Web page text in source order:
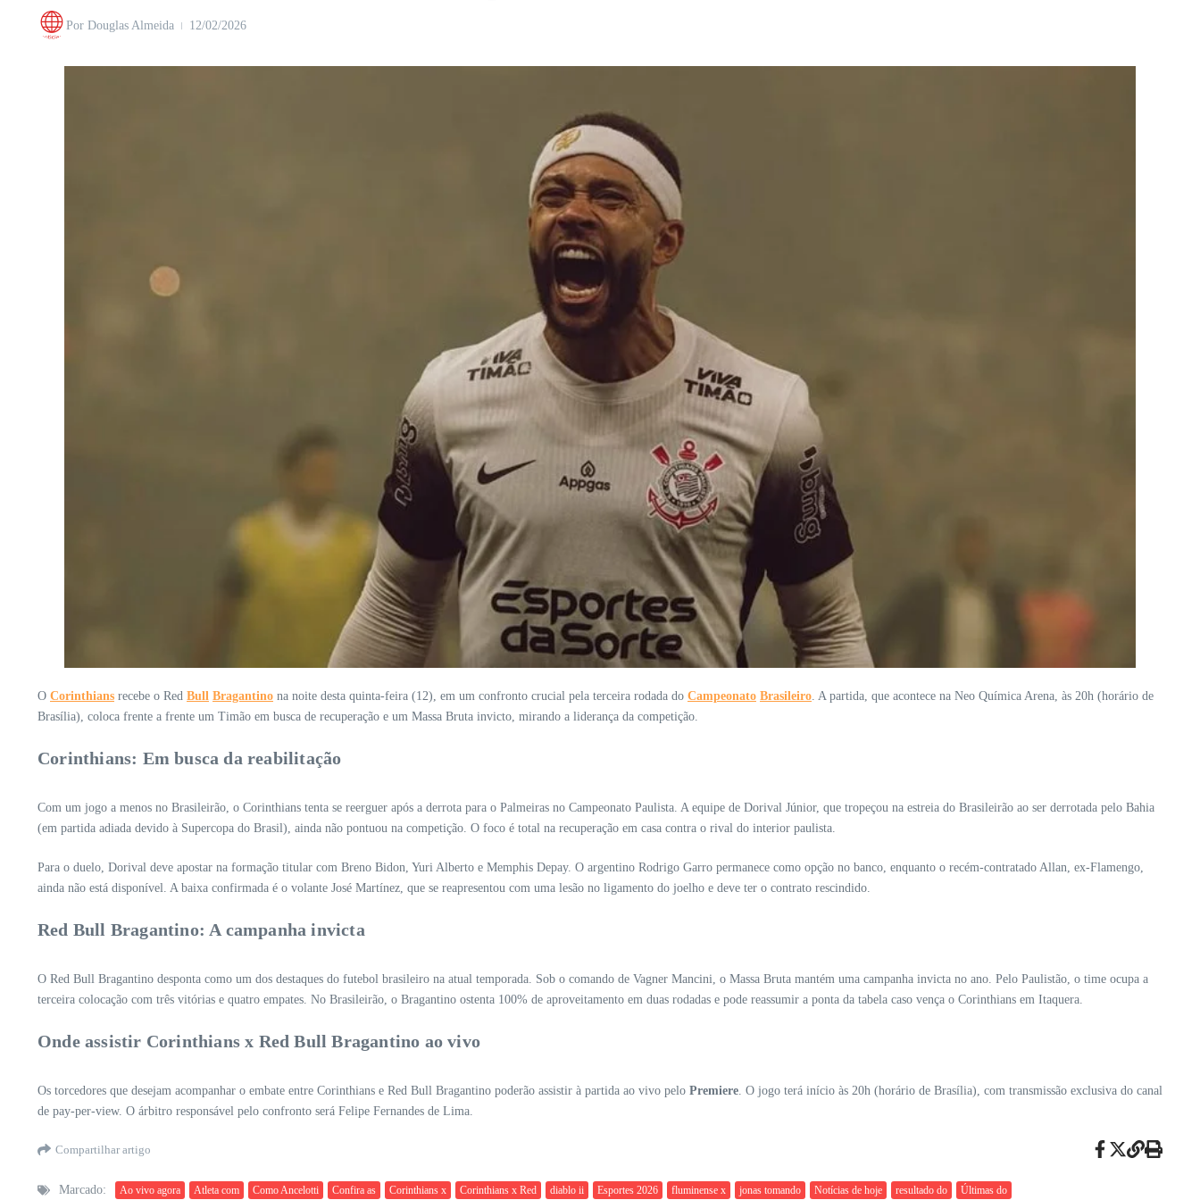
Por Douglas Almeida 12/02/2026
O Corinthians recebe o Red Bull Bragantino na noite desta quinta-feira (12), em um confronto crucial pela terceira rodada do Campeonato Brasileiro. A partida, que acontece na Neo Química Arena, às 20h (horário de
Brasília), coloca frente a frente um Timão em busca de recuperação e um Massa Bruta invicto, mirando a liderança da competição.
Corinthians: Em busca da reabilitação
Com um jogo a menos no Brasileirão, o Corinthians tenta se reerguer após a derrota para o Palmeiras no Campeonato Paulista. A equipe de Dorival Júnior, que tropeçou na estreia do Brasileirão ao ser derrotada pelo Bahia
(em partida adiada devido à Supercopa do Brasil), ainda não pontuou na competição. O foco é total na recuperação em casa contra o rival do interior paulista.
Para o duelo, Dorival deve apostar na formação titular com Breno Bidon, Yuri Alberto e Memphis Depay. O argentino Rodrigo Garro permanece como opção no banco, enquanto o recém-contratado Allan, ex-Flamengo,
ainda não está disponível. A baixa confirmada é o volante José Martínez, que se reapresentou com uma lesão no ligamento do joelho e deve ter o contrato rescindido.
Red Bull Bragantino: A campanha invicta
O Red Bull Bragantino desponta como um dos destaques do futebol brasileiro na atual temporada. Sob o comando de Vagner Mancini, o Massa Bruta mantém uma campanha invicta no ano. Pelo Paulistão, o time ocupa a
terceira colocação com três vitórias e quatro empates. No Brasileirão, o Bragantino ostenta 100% de aproveitamento em duas rodadas e pode reassumir a ponta da tabela caso vença o Corinthians em Itaquera.
Onde assistir Corinthians x Red Bull Bragantino ao vivo
Os torcedores que desejam acompanhar o embate entre Corinthians e Red Bull Bragantino poderão assistir à partida ao vivo pelo Premiere. O jogo terá início às 20h (horário de Brasília), com transmissão exclusiva do canal
de pay-per-view. O árbitro responsável pelo confronto será Felipe Fernandes de Lima.
Compartilhar artigo
Marcado: Ao vivo agora Atleta com Como Ancelotti Confira as Corinthians x Corinthians x Red diablo ii Esportes 2026 fluminense x jonas tomando Notícias de hoje resultado do Últimas do